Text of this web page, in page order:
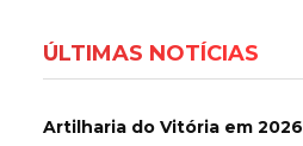
ÚLTIMAS NOTÍCIAS
Artilharia do Vitória em 2026